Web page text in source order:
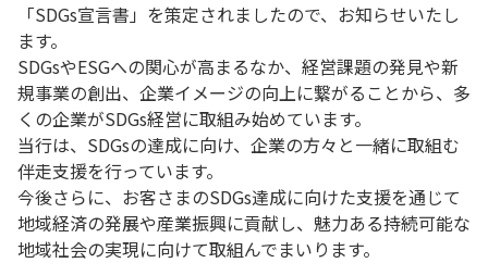
「SDGs宣言書」を策定されましたので、お知らせいたし
ます。
SDGsやESGへの関心が高まるなか、経営課題の発見や新
規事業の創出、企業イメージの向上に繋がることから、多
くの企業がSDGs経営に取組み始めています。
当行は、SDGsの達成に向け、企業の方々と一緒に取組む
伴走支援を行っています。
今後さらに、お客さまのSDGs達成に向けた支援を通じて
地域経済の発展や産業振興に貢献し、魅力ある持続可能な
地域社会の実現に向けて取組んでまいります。